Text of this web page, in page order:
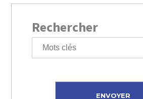
Rechercher